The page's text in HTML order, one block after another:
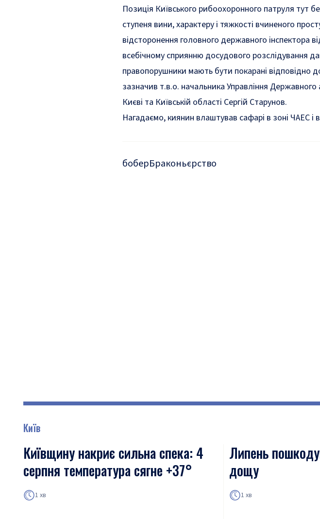
Позиція Київського рибоохоронного патруля тут
ступеня вини, характеру і тяжкості вчиненого
відсторонення головного державного інспектора
всебічному сприянню досудового розслідування
правопорушники мають бути покарані відповідно
зазначив т.в.о. начальника Управління
Києві та Київській області Сергій Старунов.
Нагадаємо, киянин влаштував сафарі в зоні ЧАЕС і
боберБраконьєрство
Київ
Київщину накриє сильна спека: 4
серпня температура сягне +37°
1 хв
Липень
дощу
1 хв